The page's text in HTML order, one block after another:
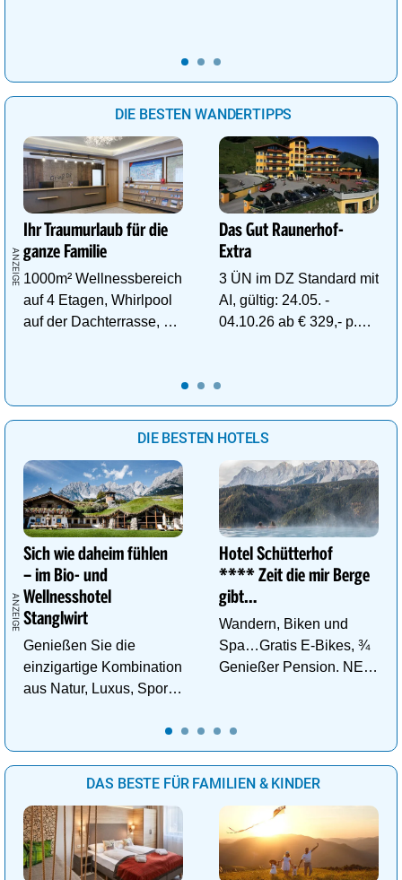
DIE BESTEN WANDERTIPPS
Ihr Traumurlaub für die
ganze Familie
1000m² Wellnessbereich
auf 4 Etagen, Whirlpool
auf der Dachterrasse, 4
Das Gut Raunerhof-
Extra
3 ÜN im DZ Standard mit
AI, gültig: 24.05. -
04.10.26 ab € 329,- p.P.
DIE BESTEN HOTELS
Sich wie daheim fühlen
– im Bio- und
Wellnesshotel
Stanglwirt
Genießen Sie die
einzigartige Kombination
aus Natur, Luxus, Sport,
Hotel Schütterhof
**** Zeit die mir Berge
gibt…
Wandern, Biken und
Spa…Gratis E-Bikes, ¾
Genießer Pension. NEU:
DAS BESTE FÜR FAMILIEN & KINDER